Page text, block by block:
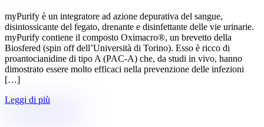
myPurify è un integratore ad azione depurativa del sangue,
disintossicante del fegato, drenante e disinfettante delle vie urinarie.
myPurify contiene il composto Oximacro®, un brevetto della
Biosfered (spin off dell’Università di Torino). Esso è ricco di
proantocianidine di tipo A (PAC-A) che, da studi in vivo, hanno
dimostrato essere molto efficaci nella prevenzione delle infezioni
[…]
Leggi di più